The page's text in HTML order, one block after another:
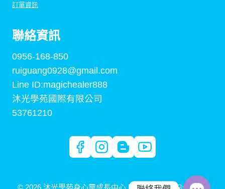
訂單資訊
聯絡資訊
0956-168-850
ruiguang0928@gmail.com
Line ID:magichealer888
沐光學苑國際有限公司
53761210
© 2026 沐光學苑身心靈成長中心 Built ByDigital By Arden